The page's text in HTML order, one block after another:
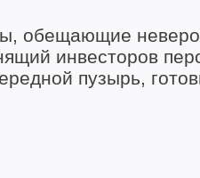
обещающие
инвесторов
пузырь,